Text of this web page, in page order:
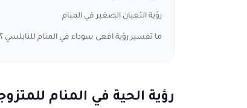
رؤية الثعبان الصغير في المنام
ما تفسير رؤية افعى سوداء في المنام للنابلسي ؟
رؤية الحية في المنام